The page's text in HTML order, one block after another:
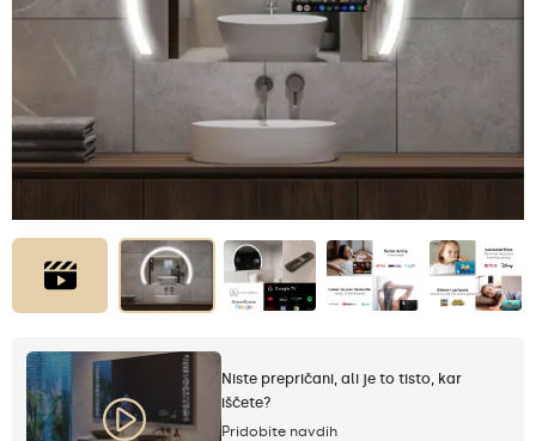
Niste prepričani, ali je to tisto, kar
iščete?
Pridobite navdih